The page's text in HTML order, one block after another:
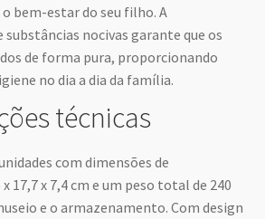
bem-estar do seu filho. A
nocivas garante que os
de forma pura, proporcionando
no dia a dia da família.
técnicas
com dimensões de
17,7 x 7,4 cm e um peso total de 240
e o armazenamento. Com design